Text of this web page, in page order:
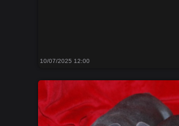
10/07/2025 12:00